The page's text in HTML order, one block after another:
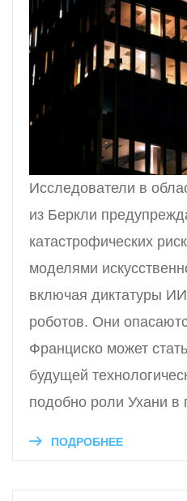
Исследователи в
из Беркли
катастрофических
моделями
включая диктатуры
роботов. Они
Франциско может
будущей
подобно роли Ухани в
ПОДРОБНЕЕ